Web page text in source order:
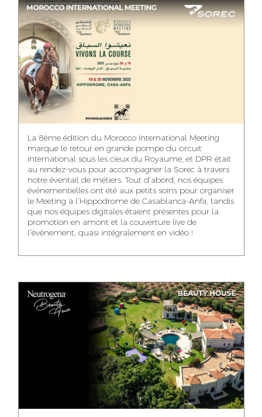
ASMAA MAZZI
ACCOUNT
DIRECTOR
TAHA EL BEIDORI
ART DIRECTOR
FINANCIAL
MANAGER
ACCOUNT
MANAGER
BOUDAR
ART DIRECTOR
FATIMA ZAHRA
DEBBAGH
ACCOUNT
MOHAMED
HARRATIA
DIGITAL MANAGER
NABILA SAMOUN
MEDIA ANALYST
GHITA EL ARABI
EZZAKI SALMA
ACCOUNT
MANAGER
ANASS ELRHAZI
EDITORIAL
MANAGER AND
CONTENT
YAHYA LOULIDI
MEDIA RELATIONS
MANAGER
NIAMA EL YOSSRI
DIGITAL MANAGER
La 8ème édition du Morocco International Meeting
marque le retour en grande pompe du circuit
international sous les cieux du Royaume, et DPR était
au rendez-vous pour accompagner la Sorec à travers
notre éventail de métiers. Tout d’abord, nos équipes
événementielles ont été aux petits soins pour organiser
le Meeting à l’Hippodrome de Casablanca-Anfa, tandis
que nos équipes digitales étaient présentes pour la
promotion en amont et la couverture live de
l’événement, quasi intégralement en vidéo !